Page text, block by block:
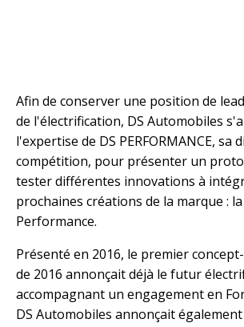
Afin de conserver une position de
de l'électrification, DS Automobiles
l'expertise de DS PERFORMANCE, sa
compétition, pour présenter un
tester différentes innovations à
prochaines créations de la marque : la
Performance.
Présenté en 2016, le premier
de 2016 annonçait déjà le futur
accompagnant un engagement en
DS Automobiles annonçait